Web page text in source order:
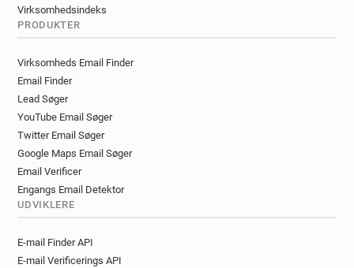
Virksomhedsindeks
PRODUKTER
Virksomheds Email Finder
Email Finder
Lead Søger
YouTube Email Søger
Twitter Email Søger
Google Maps Email Søger
Email Verificer
Engangs Email Detektor
UDVIKLERE
E-mail Finder API
E-mail Verificerings API